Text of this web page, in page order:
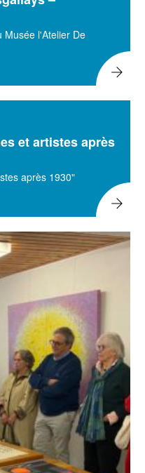
Musée l'Atelier De
et artistes après
après 1930"